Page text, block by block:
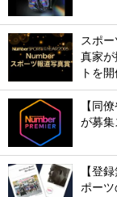
スポ
真家が
トを
【同
が募集
【登
ポーツ